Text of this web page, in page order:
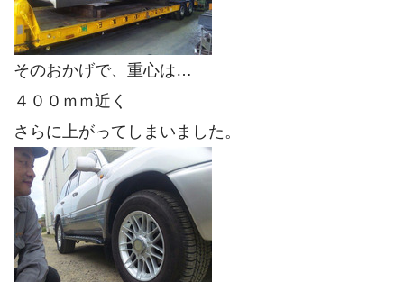
そのおかげで、重心は…
４００ｍｍ近く
さらに上がってしまいました。